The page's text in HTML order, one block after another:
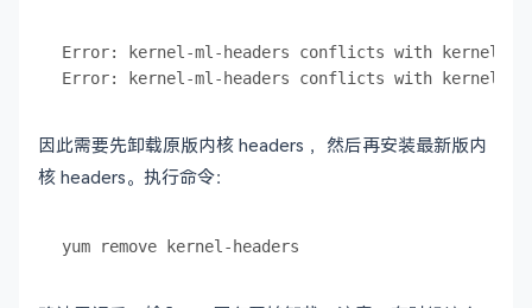
Error: kernel-ml-headers conflicts with kernel-
因此需要先卸载原版内核 headers ，然后再安装最新版内
核 headers。执行命令：